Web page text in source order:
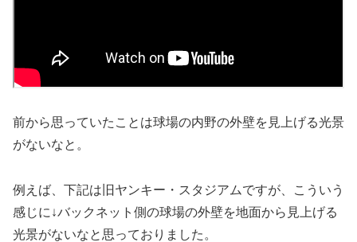
前から思っていたことは球場の内野の外壁を見上げる光景
がないなと。
例えば、下記は旧ヤンキー・スタジアムですが、こういう
感じに↓バックネット側の球場の外壁を地面から見上げる
光景がないなと思っておりました。